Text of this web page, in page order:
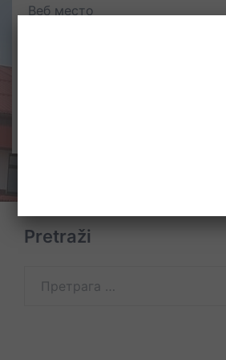
Веб место
Pretraži